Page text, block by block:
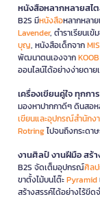
หนังสือหลากหลายสไ
B2S มีหนังสือหลากหลา
Lavender, ตำราเรียนเข้
บุญ, หนังสือเด็กจากMIS
พัฒนาตนเองจากKOOB
ออนไลน์ได้อย่างง่ายดา
เครื่องเขียนคู่ใจ ทุกกา
มองหาปากกาดีๆ ดินสอ
เขียนและอุปกรณ์สำนักง
Rotringไปจนถึงกระดา
งานศิลป์ งานฝีมือ สร้
B2S จัดเต็มอุปกรณ์ศิลป
ขาตั้งไม้บนโต๊ะPyramid
สร้างสรรค์ได้อย่างไร้ขีด